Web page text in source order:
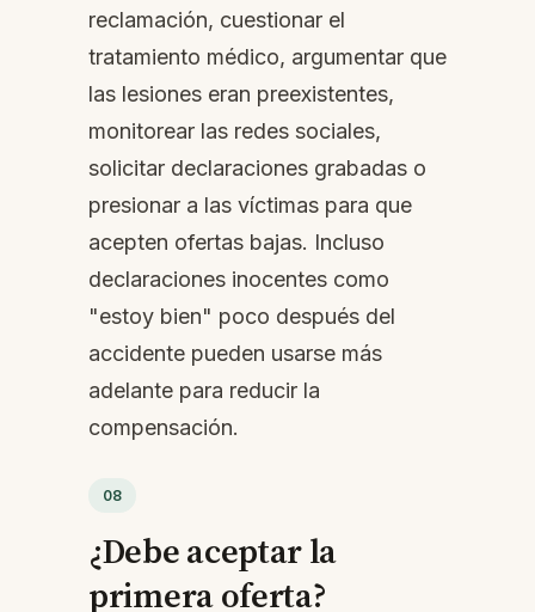
reclamación, cuestionar el
tratamiento médico, argumentar que
las lesiones eran preexistentes,
monitorear las redes sociales,
solicitar declaraciones grabadas o
presionar a las víctimas para que
acepten ofertas bajas. Incluso
declaraciones inocentes como
"estoy bien" poco después del
accidente pueden usarse más
adelante para reducir la
compensación.
08
¿Debe aceptar la
primera oferta?